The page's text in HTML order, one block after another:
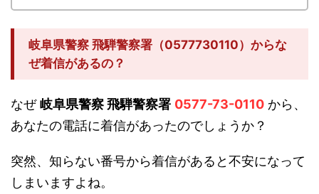
岐阜県警察 飛騨警察署（0577730110）からな
ぜ着信があるの？
なぜ岐阜県警察 飛騨警察署 0577-73-0110 から、
あなたの電話に着信があったのでしょうか？
突然、知らない番号から着信があると不安になって
しまいますよね。